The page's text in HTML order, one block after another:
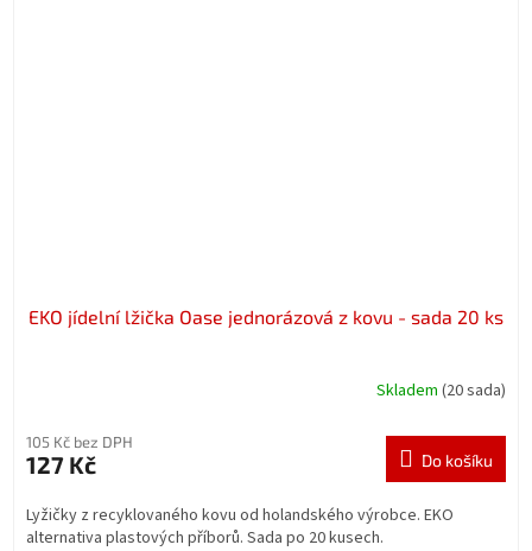
EKO jídelní lžička Oase jednorázová z kovu - sada 20 ks
Skladem (20 sada)
105 Kč bez DPH
127 Kč Do košíku
Lyžičky z recyklovaného kovu od holandského výrobce. EKO
alternativa plastových příborů. Sada po 20 kusech.